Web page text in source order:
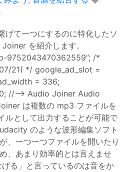
げて一つにするのに特化したソ
を紹介します。
9752043470362559”; /*
21( */ google_ad_slot =
= 336;
//–> Audio Joiner Audio
は複数の mp3 ファイルを
ルとして出力することが可能で
のような波形編集ソフト
、一つ一つファイルを開いたり
、あまり効率的とは言えませ
る」と言っているのは音をか